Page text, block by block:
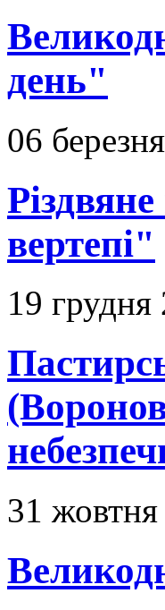
день"
06
вертепі"
19 грудня
31